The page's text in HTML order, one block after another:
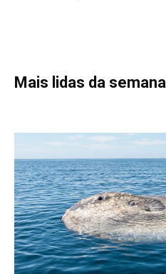
Peixe-lua emerge
permitir que aves marinhas